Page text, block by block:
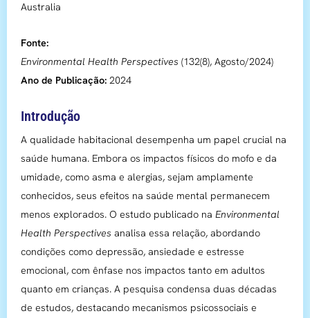
Australia
Fonte:
Environmental Health Perspectives (132(8), Agosto/2024)
Ano de Publicação: 2024
Introdução
A qualidade habitacional desempenha um papel crucial na
saúde humana. Embora os impactos físicos do mofo e da
umidade, como asma e alergias, sejam amplamente
conhecidos, seus efeitos na saúde mental permanecem
menos explorados. O estudo publicado na Environmental
Health Perspectives analisa essa relação, abordando
condições como depressão, ansiedade e estresse
emocional, com ênfase nos impactos tanto em adultos
quanto em crianças. A pesquisa condensa duas décadas
de estudos, destacando mecanismos psicossociais e